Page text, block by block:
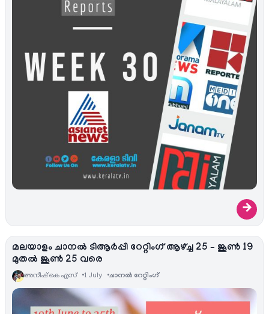
→
മലയാളം ചാനല്‍ ടിആര്‍പ്പി റേറ്റിംഗ് ആഴ്ച്ച 25 – ജൂണ്‍ 19
മുതല്‍ ജൂണ്‍ 25 വരെ
അനീഷ്‌ കെ എസ് 1 July ചാനല്‍ റേറ്റിംഗ്